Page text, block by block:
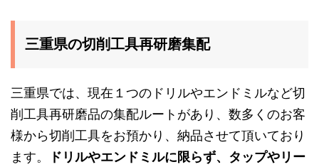
三重県の切削工具再研磨集配
三重県では、現在１つのドリルやエンドミルなど切
削工具再研磨品の集配ルートがあり、数多くのお客
様から切削工具をお預かり、納品させて頂いており
ます。
ドリルやエンドミルに限らず、タップやリー